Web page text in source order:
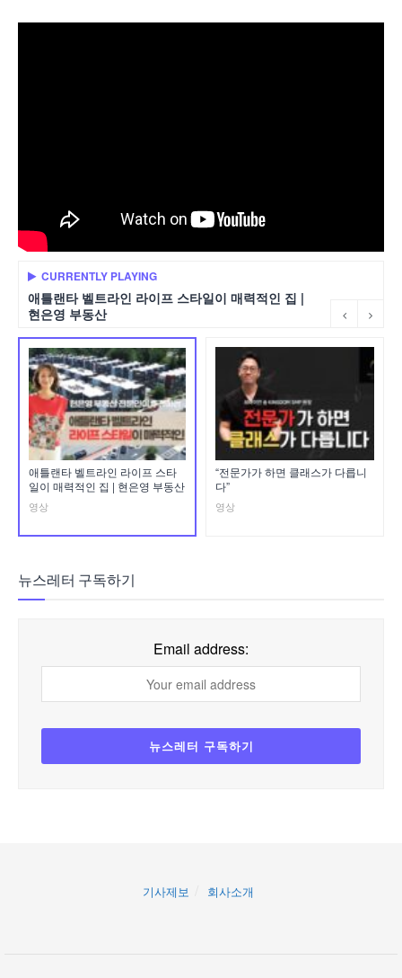
CURRENTLY PLAYING
애틀랜타 벨트라인 라이프 스타일이 매력적인 집 |
현은영 부동산
애틀랜타 벨트라인 라이프 스타
일이 매력적인 집 | 현은영 부동산
영상
“전문가가 하면 클래스가 다릅니
다”
영상
뉴스레터 구독하기
Email address:
기사제보 회사소개